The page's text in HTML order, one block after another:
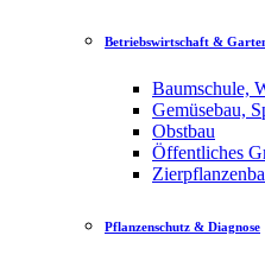
Betriebswirtschaft &
Baumschule,
Gemüsebau,
Obstbau
Öffentliches
Pflanzenschutz & Diagnose